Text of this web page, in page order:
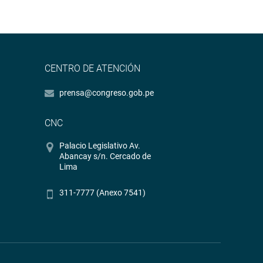
CENTRO DE ATENCIÓN
prensa@congreso.gob.pe
CNC
Palacio Legislativo Av.
Abancay s/n. Cercado de
Lima
311-7777 (Anexo 7541)